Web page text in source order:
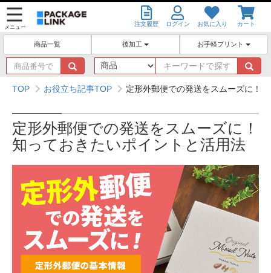
メニュー 注文履歴 ログイン お気に入り カート
商品一覧 後加工 お手軽プリント
商
品
番
で
探
す
キ
ー
ワ
ド
す
TOP お役立ち記事TOP 定形外郵便での発送をスムーズに！
定形外郵便での発送をスムーズに！
知っておきたいポイントと活用法